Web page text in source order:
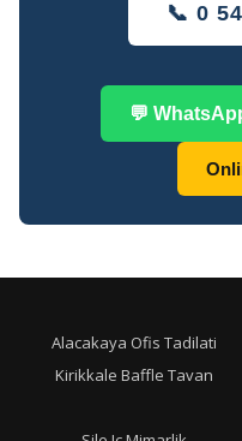
📞 0
💬
Alacakaya Ofis Tadilati
Kirikkale Baffle Tavan